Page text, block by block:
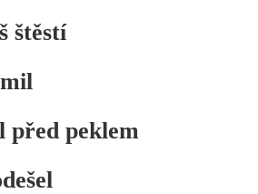
štěstí
před peklem